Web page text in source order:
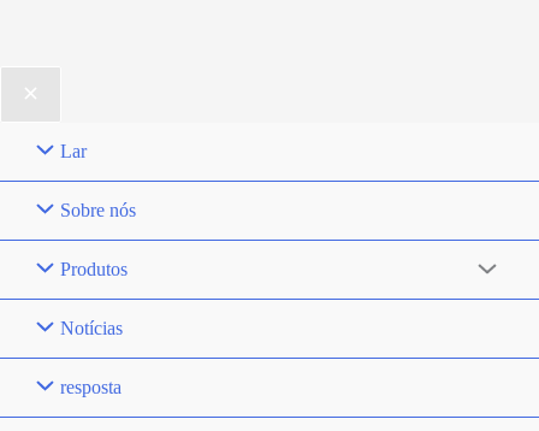
Lar
Sobre nós
Produtos
Notícias
resposta